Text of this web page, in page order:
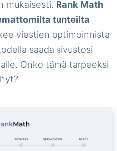
mukaisesti. Rank Math
tunteilta
viestien optimoinnista
saada sivustosi
Onko tämä tarpeeksi